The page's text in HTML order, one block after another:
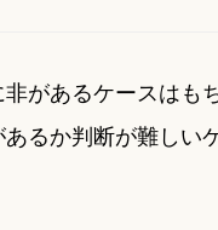
があるケースはも
るか判断が難しい